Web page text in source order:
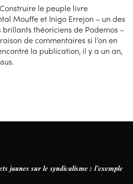
le peuple livre
Mouffe et Inigo Errejon – un des
théoriciens de Podemos –
de commentaires si l’on en
la publication, il y a un an,
jaunes sur le syndicalisme : l’exemple